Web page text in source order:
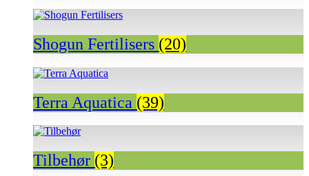
Shogun Fertilisers (20)
Terra Aquatica (39)
Tilbehør (3)